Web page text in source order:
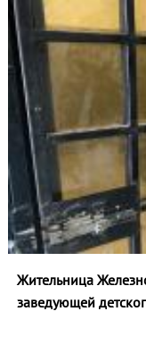
Жительница
заведующей